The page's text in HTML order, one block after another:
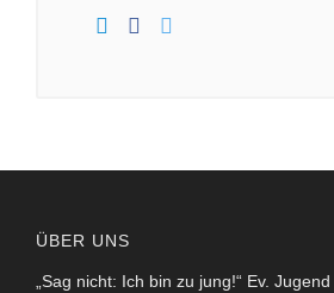
ÜBER UNS
„Sag nicht: Ich bin zu jung!“ Ev.